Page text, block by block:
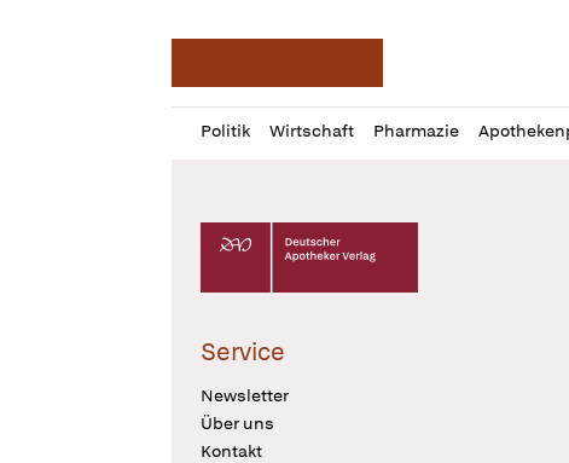
Politik Wirtschaft Pharmazie
Profil
öffnen
Daz
Pur
Deutscher Apotheker Verlag Logo
Service
Newsletter
Über uns
Kontakt